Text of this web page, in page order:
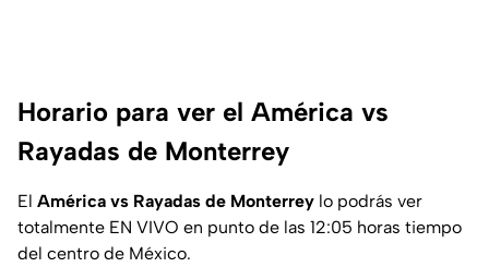
Horario para ver el América vs
Rayadas de Monterrey
El América vs Rayadas de Monterrey lo podrás ver
totalmente EN VIVO en punto de las 12:05 horas tiempo
del centro de México.